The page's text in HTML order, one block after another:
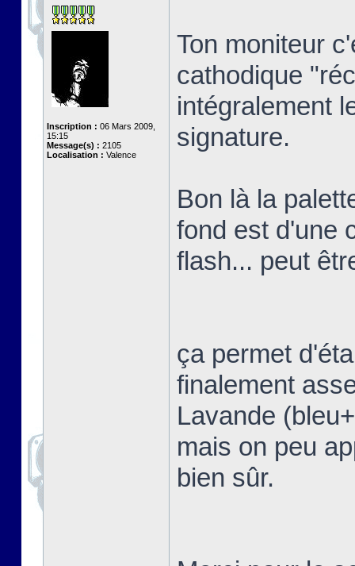
Inscription : 06 Mars 2009,
15:15
Message(s) : 2105
Localisation : Valence
Ton moniteur
cathodique
intégralement
signature.
Bon là la
fond est d'une
flash... peut
ça permet
finalement
Lavande
mais on peu
bien sûr.